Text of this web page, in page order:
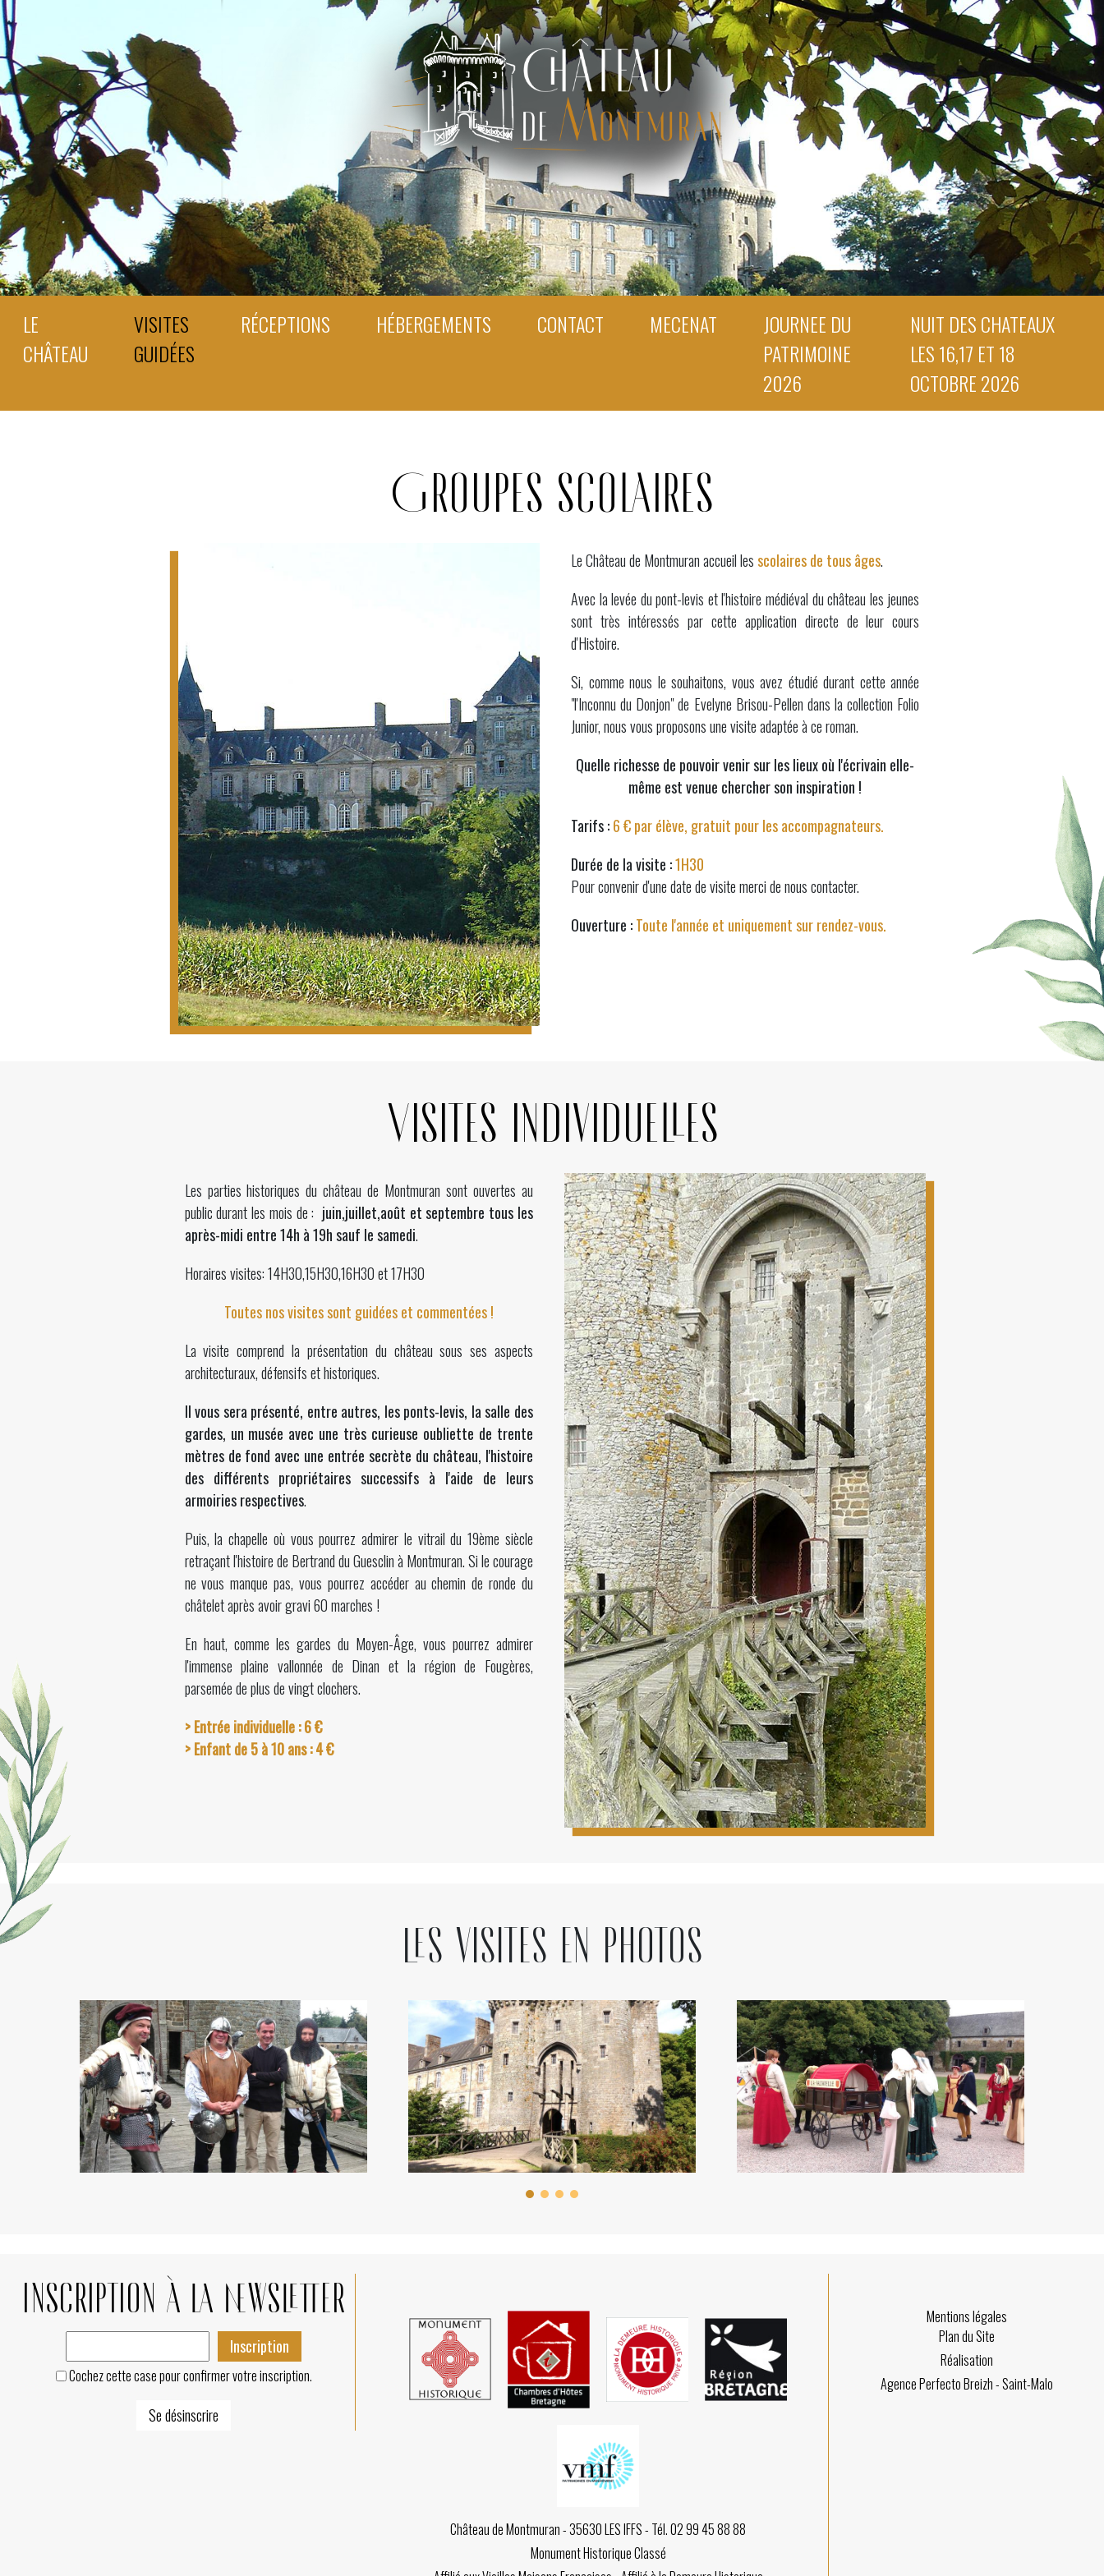
LE
CHÂTEAU
VISITES
GUIDÉES
RÉCEPTIONS HÉBERGEMENTS CONTACT MECENAT
JOURNEE DU
PATRIMOINE
2026
NUIT DES CHATEAUX
LES 16,17 ET 18
OCTOBRE 2026
Groupes scolaires
Le Château de Montmuranaccueil lesscolaires de tous âges.
Avec la levée du pont-levis et l'histoire médiéval du château les jeunes
sont très intéressés par cette application directe de leur cours
d'Histoire.
Si, comme nous le souhaitons, vous avez étudié durant cette année
"l'Inconnu du Donjon" de Evelyne Brisou-Pellen dans la collection Folio
Junior, nous vous proposons une visite adaptée à ce roman.
Quelle richesse de pouvoir venir sur les lieux où l'écrivain elle-
même est venue chercher son inspiration !
Tarifs :6 € par élève, gratuit pour les accompagnateurs.
Durée de la visite :1H30
Pour convenir d'une date de visite merci de nous contacter.
Ouverture :Toute l'année et uniquement sur rendez-vous.
Visites individuelles
Les parties historiques du château de Montmuran sont ouvertes au
public durant les mois de : juin,juillet,août et septembre tous les
après-midi entre 14h à 19h sauf le samedi.
Horaires visites: 14H30,15H30,16H30 et 17H30
Toutes nos visites sont guidées et commentées !
La visite comprend la présentation du château sous ses aspects
architecturaux, défensifs et historiques.
Il vous sera présenté, entre autres, les ponts-levis, la salle des
gardes, un musée avec une très curieuse oubliette de trente
mètres de fond avec une entrée secrète du château, l'histoire
des différents propriétaires successifs à l'aide de leurs
armoiries respectives.
Puis, la chapelle où vous pourrez admirer le vitrail du 19ème siècle
retraçant l'histoire de Bertrand du Guesclin à Montmuran. Si le courage
ne vous manque pas, vous pourrez accéder au chemin de ronde du
châtelet après avoir gravi 60 marches !
En haut, comme les gardes du Moyen-Âge, vous pourrez admirer
l'immense plaine vallonnée de Dinan et la région de Fougères,
parsemée de plus de vingt clochers.
> Entrée individuelle : 6 €
> Enfant de 5 à 10 ans : 4 €
Les visites en photos
Inscription à la Newsletter
Cochez cette case pour confirmer votre inscription.
Se désinscrire
Château de Montmuran - 35630 LES IFFS - Tél. 02 99 45 88 88
Monument Historique Classé
Mentions légales
Plan du Site
Réalisation
Agence Perfecto Breizh - Saint-Malo